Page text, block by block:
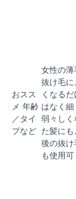
おスス
メ 年齢
／タイ
プなど
女性の薄
抜け毛に
くなる
はなく細
弱々しく
た髪にも
後の抜け
も使用可